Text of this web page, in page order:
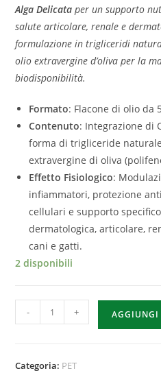
Alga Delicata perun supporto
salute articolare, renale e
formulazione in trigliceridi
olio extravergine d’oliva per la
biodisponibilità.
Formato: Flacone di olio da
Contenuto: Integrazione di
forma di trigliceride
extravergine di oliva
Effetto Fisiologico:
infiammatori, protezione
cellulari e supporto
dermatologica, articolare,
cani e gatti.
2 disponibili
- + AGGIUNGI
Categoria: PET